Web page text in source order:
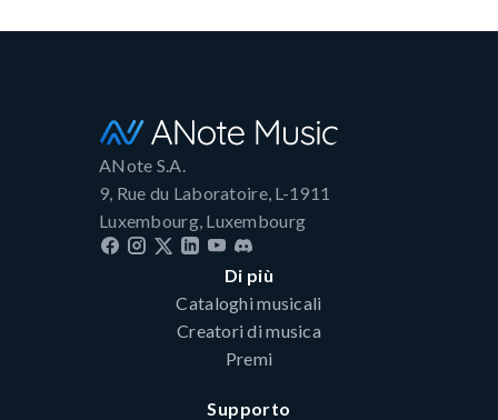
ANote S.A.
9, Rue du Laboratoire, L-1911
Luxembourg, Luxembourg
Di più
Cataloghi musicali
Creatori di musica
Premi
Supporto